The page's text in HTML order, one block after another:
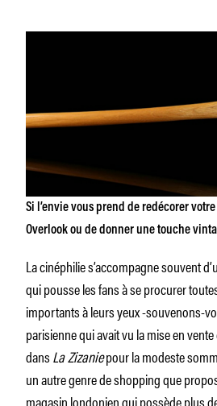
Si l’envie vous prend de redécorer
Overlook ou de donner une touche
La cinéphilie s’accompagne souvent
qui pousse les fans à se procurer
importants à leurs yeux -souvenons-
parisienne qui avait vu la mise en
dansLa Zizaniepour la modeste
un autre genre de shopping que
magasin londonien qui possède plus